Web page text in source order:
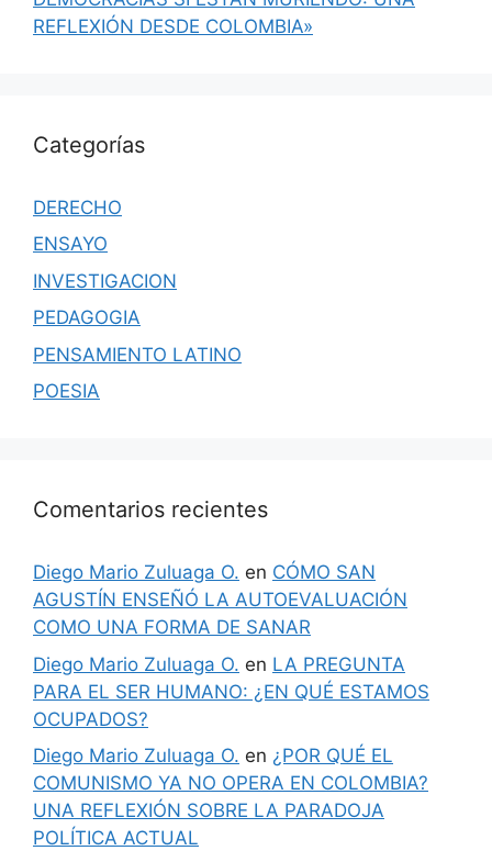
REFLEXIÓN DESDE COLOMBIA»
Categorías
DERECHO
ENSAYO
INVESTIGACION
PEDAGOGIA
PENSAMIENTO LATINO
POESIA
Comentarios recientes
Diego Mario Zuluaga O. en CÓMO SAN
AGUSTÍN ENSEÑÓ LA AUTOEVALUACIÓN
COMO UNA FORMA DE SANAR
Diego Mario Zuluaga O. en LA PREGUNTA
PARA EL SER HUMANO: ¿EN QUÉ ESTAMOS
OCUPADOS?
Diego Mario Zuluaga O. en ¿POR QUÉ EL
COMUNISMO YA NO OPERA EN COLOMBIA?
UNA REFLEXIÓN SOBRE LA PARADOJA
POLÍTICA ACTUAL